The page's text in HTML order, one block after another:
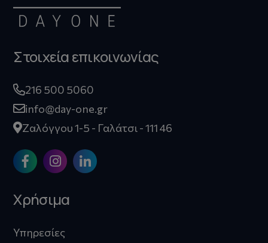
Στοιχεία επικοινωνίας
216 500 5060
info@day-one.gr
Ζαλόγγου 1-5 - Γαλάτσι - 111 46
Χρήσιμα
Υπηρεσίες